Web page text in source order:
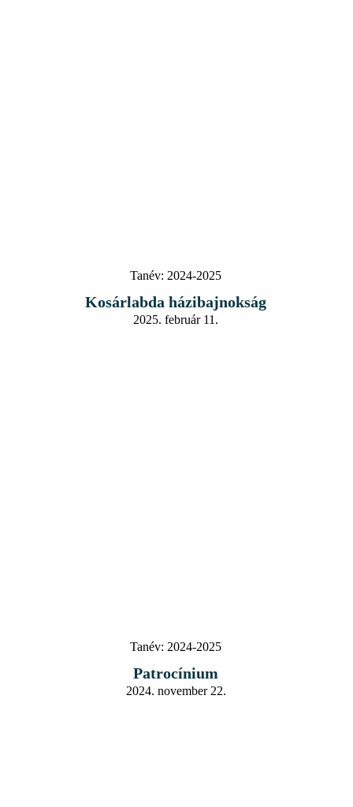
Tanév: 2024-2025
Kosárlabda házibajnokság
2025. február 11.
Tanév: 2024-2025
Patrocínium
2024. november 22.